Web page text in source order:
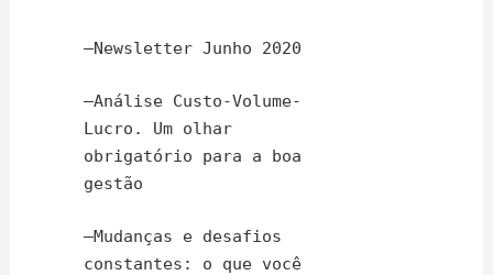
–Newsletter Junho 2020
–Análise Custo-Volume-
Lucro. Um olhar
obrigatório para a boa
gestão
–Mudanças e desafios
constantes: o que você